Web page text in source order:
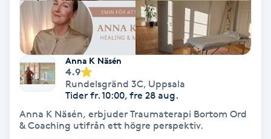
Barnklippning
BIAB
Blowout
Bottenfärg
Anna K Näsén
4.9
Rundelsgränd 3C, Uppsala
Tider fr. 10:00, fre 28 aug.
Anna K Näsén, erbjuder Traumaterapi Bortom Ord
& Coaching utifrån ett högre perspektiv.